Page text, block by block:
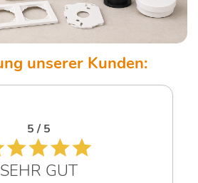
5 / 5
SEHR GUT